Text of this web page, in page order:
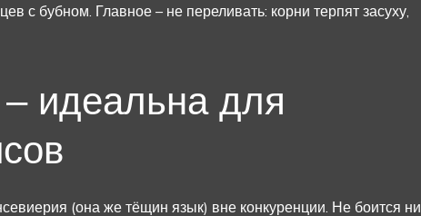
с бубном. Главное – не переливать: корни терпят засуху,
идеальна для
(она же тёщин язык) вне конкуренции. Не боится ни